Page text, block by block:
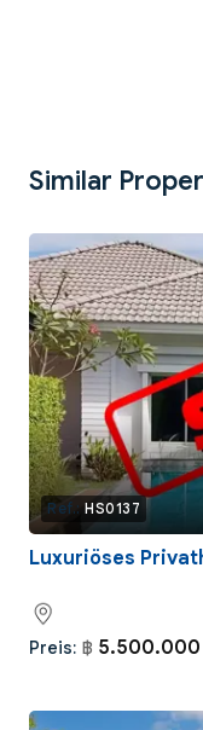
Similar
Ref.: HS0137
Luxuriöses
Preis: ฿ 5.500.000